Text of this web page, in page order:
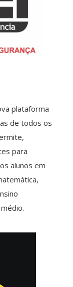
plataforma
de todos os
para
alunos em